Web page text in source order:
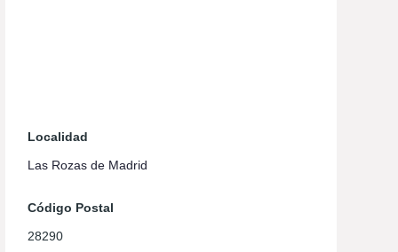
Localidad
Las Rozas de Madrid
Código Postal
28290